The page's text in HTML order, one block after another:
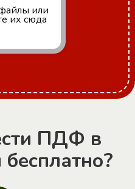
или
их сюда
ПДФ в